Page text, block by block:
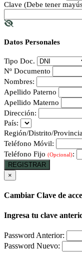
Clave (Debe tener
Datos Personales
Tipo Doc.
Nº Documento
Nombres:
Apellido Paterno
Apellido Materno
Dirección:
País:
Región/Distrito/
Teléfono Móvil:
Teléfono Fijo (Opcional):
REGISTRAR
×
Cambiar Clave de
Ingresa tu clave
Password Anterior:
Password Nuevo: